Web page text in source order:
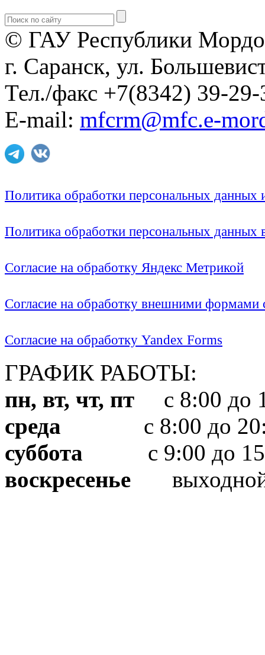
© ГАУ Республики
г. Саранск, ул.
Тел./факс +7(8342) 39-29-
E-mail: mfcrm@mfc.e-
Политика обработки персональных
Политика обработки персональных
Согласие на обработку Яндекс Метрикой
Согласие на обработку внешними формами
Согласие на обработку Yandex Forms
ГРАФИК РАБОТЫ:
пн, вт, чт, пт с 8:00 до
среда с 8:00 до
суббота с 9:00 до
воскресенье